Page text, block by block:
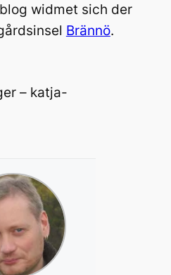
widmet sich der
Brännö.
– katja-